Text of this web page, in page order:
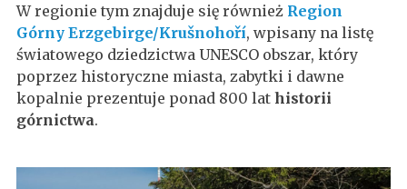
W regionie tym znajduje się również Region
Górny Erzgebirge/Krušnohoří, wpisany na listę
światowego dziedzictwa UNESCO obszar, który
poprzez historyczne miasta, zabytki i dawne
kopalnie prezentuje ponad 800 lat historii
górnictwa.